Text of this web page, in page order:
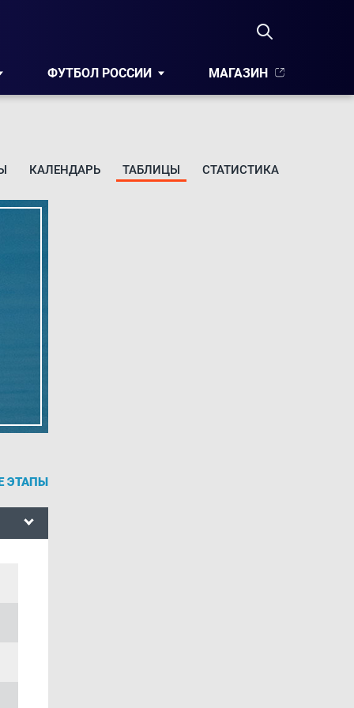
ФУТБОЛ РОССИИ МАГАЗИН
КАЛЕНДАРЬ ТАБЛИЦЫ СТАТИСТИКА
ЭТАПЫ